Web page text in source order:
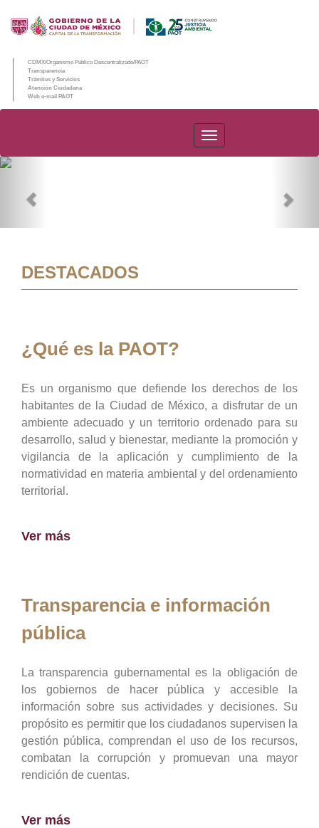
CDMX/Organismo Público Descentralizado/PAOT
Transparencia
Trámites y Servicios
Atención Ciudadana
Web e-mail PAOT
PAOT
DESTACADOS
¿Qué es la PAOT?
Es un organismo que defiende los derechos de los
habitantes de la Ciudad de México, a disfrutar de un
ambiente adecuado y un territorio ordenado para su
desarrollo, salud y bienestar, mediante la promoción y
vigilancia de la aplicación y cumplimiento de la
normatividad en materia ambiental y del ordenamiento
territorial.
Ver más
Transparencia e información
pública
La transparencia gubernamental es la obligación de
los gobiernos de hacer pública y accesible la
información sobre sus actividades y decisiones. Su
propósito es permitir que los ciudadanos supervisen la
gestión pública, comprendan el uso de los recursos,
combatan la corrupción y promuevan una mayor
rendición de cuentas.
Ver más